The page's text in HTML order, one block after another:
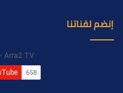
إنضم لقناتنا